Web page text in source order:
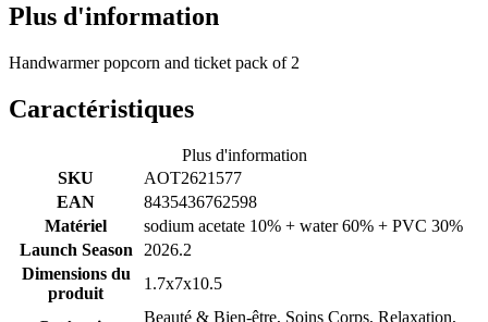
Plus d'information
Handwarmer popcorn and ticket pack of 2
Caractéristiques
Plus d'information
SKU
AOT2621577
EAN
8435436762598
Matériel
sodium acetate 10% + water 60% + PVC 30%
Launch Season
2026.2
Dimensions du
produit
1.7x7x10.5
Beauté & Bien-être, Soins Corps, Relaxation,